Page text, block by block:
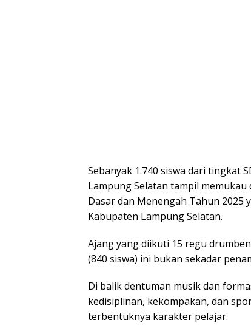
Sebanyak 1.740 siswa dari tingkat
Lampung Selatan tampil
Dasar dan Menengah Tahun 2025
Kabupaten Lampung Selatan.
Ajang yang diikuti 15 regu
(840 siswa) ini bukan sekadar
Di balik dentuman musik dan
kedisiplinan, kekompakan, dan
terbentuknya karakter pelajar.